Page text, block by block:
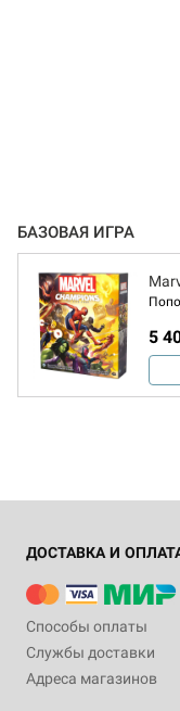
БАЗОВАЯ ИГРА
5
ДОСТАВКА И
Способы оплаты
Службы доставки
Адреса магазинов